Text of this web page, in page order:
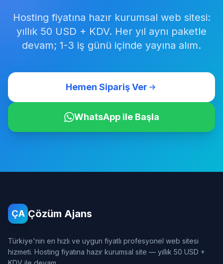
Hosting fiyatına hazır kurumsal web sitesi:
yıllık 50 USD + KDV. Her yıl aynı paketle
devam; 1-3 iş günü içinde yayına alım.
Hemen Sipariş Ver
WhatsApp ile Başla
ÇA Çözüm Ajans
Türkiye'nin en hızlı ve uygun fiyatlı profesyonel web sitesi
hizmeti. Hosting fiyatına hazır kurumsal site — yıllık 50 USD +